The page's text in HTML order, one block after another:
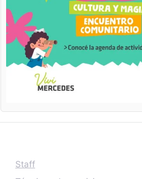
Staff